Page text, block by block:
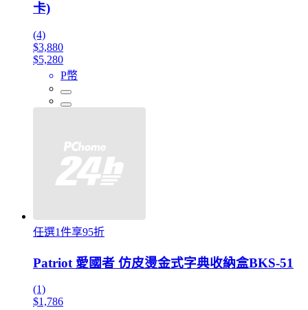
卡)
(4)
$3,880
$5,280
P幣
任選1件享95折
Patriot 愛國者 仿皮燙金式字典收納盒BKS-51
(1)
$1,786